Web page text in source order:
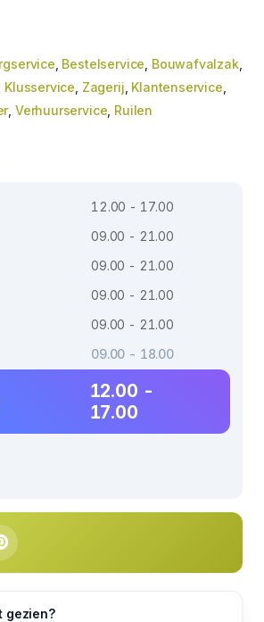
Bestelservice Bouwafvalzak,
Klusservice Zagerij Klantenservice
, Verhuurservice Ruilen
12.00 - 17.00
09.00 - 21.00
09.00 - 21.00
09.00 - 21.00
09.00 - 21.00
09.00 - 18.00
12.00 -
17.00
gezien?